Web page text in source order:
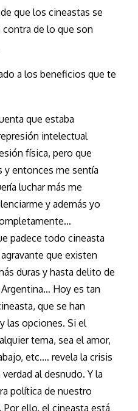
que los cineastas se
de lo que son
a los beneficios que te
que estaba
intelectual
física, pero que
y entonces me sentía
luchar más me
y además yo
padece todo cineasta
que existen
duras y hasta delito de
Hoy es tan
que se han
las opciones. Si el
tema, sea el amor,
etc.… revela la crisis
al desnudo. Y la
política de nuestro
ello, el cineasta está